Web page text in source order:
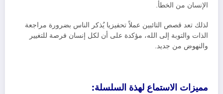
الإنسان من الخطأ.
لذلك تعد قصص التائبين عملاً تحفيزيا يُذكر الناس بضرورة مراجعة
الذات والتوبة إلى الله، مؤكدة على أن لكل إنسان فرصة للتغيير
والنهوض من جديد.
مميزات الاستماع لهذة السلسلة: